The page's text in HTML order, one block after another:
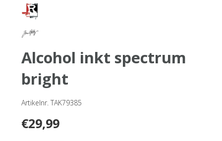
alcohol inkt spectrum
bright
Artikelnr. TAK79385
€29,99